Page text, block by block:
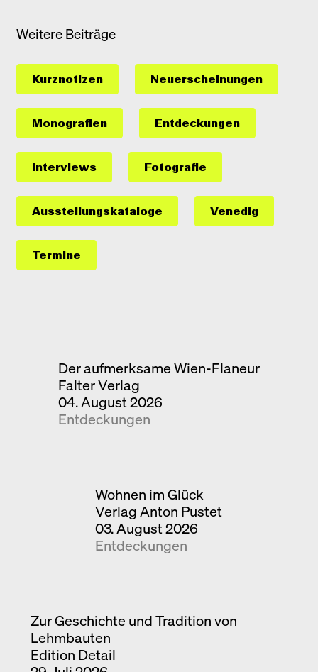
Weitere Beiträge
Kurznotizen Neuerscheinungen
Monografien Entdeckungen
Interviews Fotografie
Ausstellungs­kataloge Venedig
Termine
Der aufmerksame Wien-Flaneur
Falter Verlag
04. August 2026
Entdeckungen
Wohnen im Glück
Verlag Anton Pustet
03. August 2026
Entdeckungen
Zur Geschichte und Tradition von
Lehmbauten
Edition Detail